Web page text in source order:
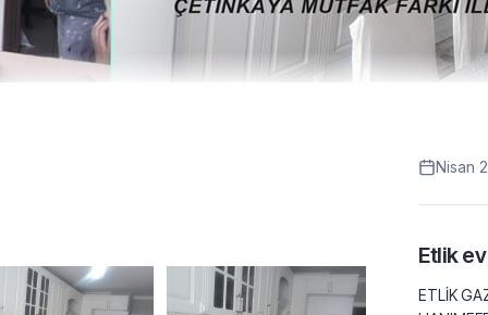
Nisan
Etlik
ETLİK